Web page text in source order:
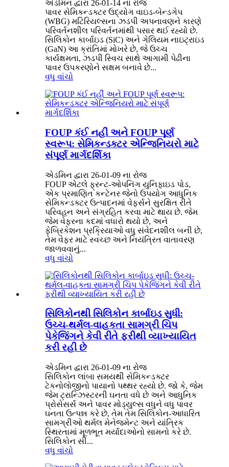
એડમિન દ્વારા 26-01-14 ના રોજ
પાવર સેમિકન્ડક્ટર ઉદ્યોગ વાઇડ-બેન્ડગેપ
(WBG) મટિરિયલ્સના ઝડપી અપનાવણને કારણે
પરિવર્તનશીલ પરિવર્તનમાંથી પસાર થઈ રહ્યો છે.
સિલિકોન કાર્બાઇડ (SiC) અને ગેલિયમ નાઇટ્રાઇડ
(GaN) આ ક્રાંતિમાં મોખરે છે, જે ઉચ્ચ
કાર્યક્ષમતા, ઝડપી સ્વિચ સાથે આગામી પેઢીના
પાવર ઉપકરણોને સક્ષમ બનાવે છે...
વધુ વાંચો
FOUP કંઈ નહીં અને FOUP પૂર્ણ
સ્વરૂપ: સેમિકન્ડક્ટર એન્જિનિયરો માટે
સંપૂર્ણ માર્ગદર્શિકા
એડમિન દ્વારા 26-01-09 ના રોજ
FOUP એટલે ફ્રન્ટ-ઓપનિંગ યુનિફાઇડ પોડ,
એક પ્રમાણિત કન્ટેનર જેનો ઉપયોગ આધુનિક
સેમિકન્ડક્ટર ઉત્પાદનમાં વેફર્સને સુરક્ષિત રીતે
પરિવહન અને સંગ્રહિત કરવા માટે થાય છે. જેમ
જેમ વેફરના કદમાં વધારો થયો છે, અને
ફેબ્રિકેશન પ્રક્રિયાઓ વધુ સંવેદનશીલ બની છે,
તેમ વેફર માટે સ્વચ્છ અને નિયંત્રિત વાતાવરણ
જાળવવાનું...
વધુ વાંચો
સિલિકોનથી સિલિકોન કાર્બાઇડ સુધી:
ઉચ્ચ-થર્મલ-વાહકતા સામગ્રી ચિપ
પેકેજિંગને કેવી રીતે ફરીથી વ્યાખ્યાયિત
કરી રહી છે
એડમિન દ્વારા 26-01-09 ના રોજ
સિલિકોન લાંબા સમયથી સેમિકન્ડક્ટર
ટેકનોલોજીનો પાયાનો પથ્થર રહ્યો છે. જો કે, જેમ
જેમ ટ્રાન્ઝિસ્ટરની ઘનતા વધે છે અને આધુનિક
પ્રોસેસર્સ અને પાવર મોડ્યુલ્સ વધુને વધુ પાવર
ઘનતા ઉત્પન્ન કરે છે, તેમ તેમ સિલિકોન-આધારિત
સામગ્રીઓ થર્મલ મેનેજમેન્ટ અને યાંત્રિક
સ્થિરતામાં મૂળભૂત મર્યાદાઓનો સામનો કરે છે.
સિલિકોન સી...
વધુ વાંચો